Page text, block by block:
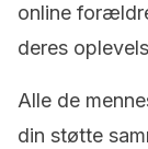
online
deres
Alle de
din støtte